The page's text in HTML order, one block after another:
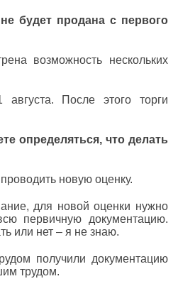
будет продана с первого
возможность нескольких
После этого торги
определяться, что делать
новую оценку.
для новой оценки нужно
первичную документацию.
или нет – я не знаю.
получили документацию
трудом.